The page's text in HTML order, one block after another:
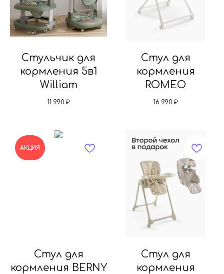
Стульчик для
кормления 5в1
William
11 990 ₽
Стул для
кормления
ROMEO
16 990 ₽
АКЦИЯ
Стул для
кормления BERNY
Стул для
кормления